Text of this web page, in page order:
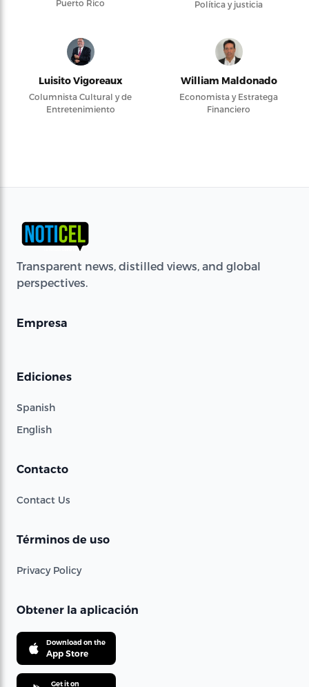
Puerto Rico
Política y justicia
Luisito Vigoreaux
Columnista Cultural y de
Entretenimiento
William Maldonado
Economista y Estratega
Financiero
Transparent news, distilled views, and global
perspectives.
Empresa
Ediciones
Spanish
English
Contacto
Contact Us
Términos de uso
Privacy Policy
Obtener la aplicación
Download on the
App Store
Get it on